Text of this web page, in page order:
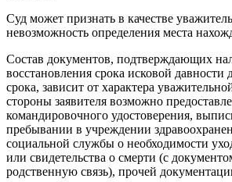
Суд может признать в качестве
невозможность определения места
Состав документов, подтверждающих
восстановления срока исковой давности
срока, зависит от характера
стороны заявителя возможно
командировочного удостоверения,
пребывании в учреждении
социальной службы о необходимости
или свидетельства о смерти (с
родственную связь), прочей